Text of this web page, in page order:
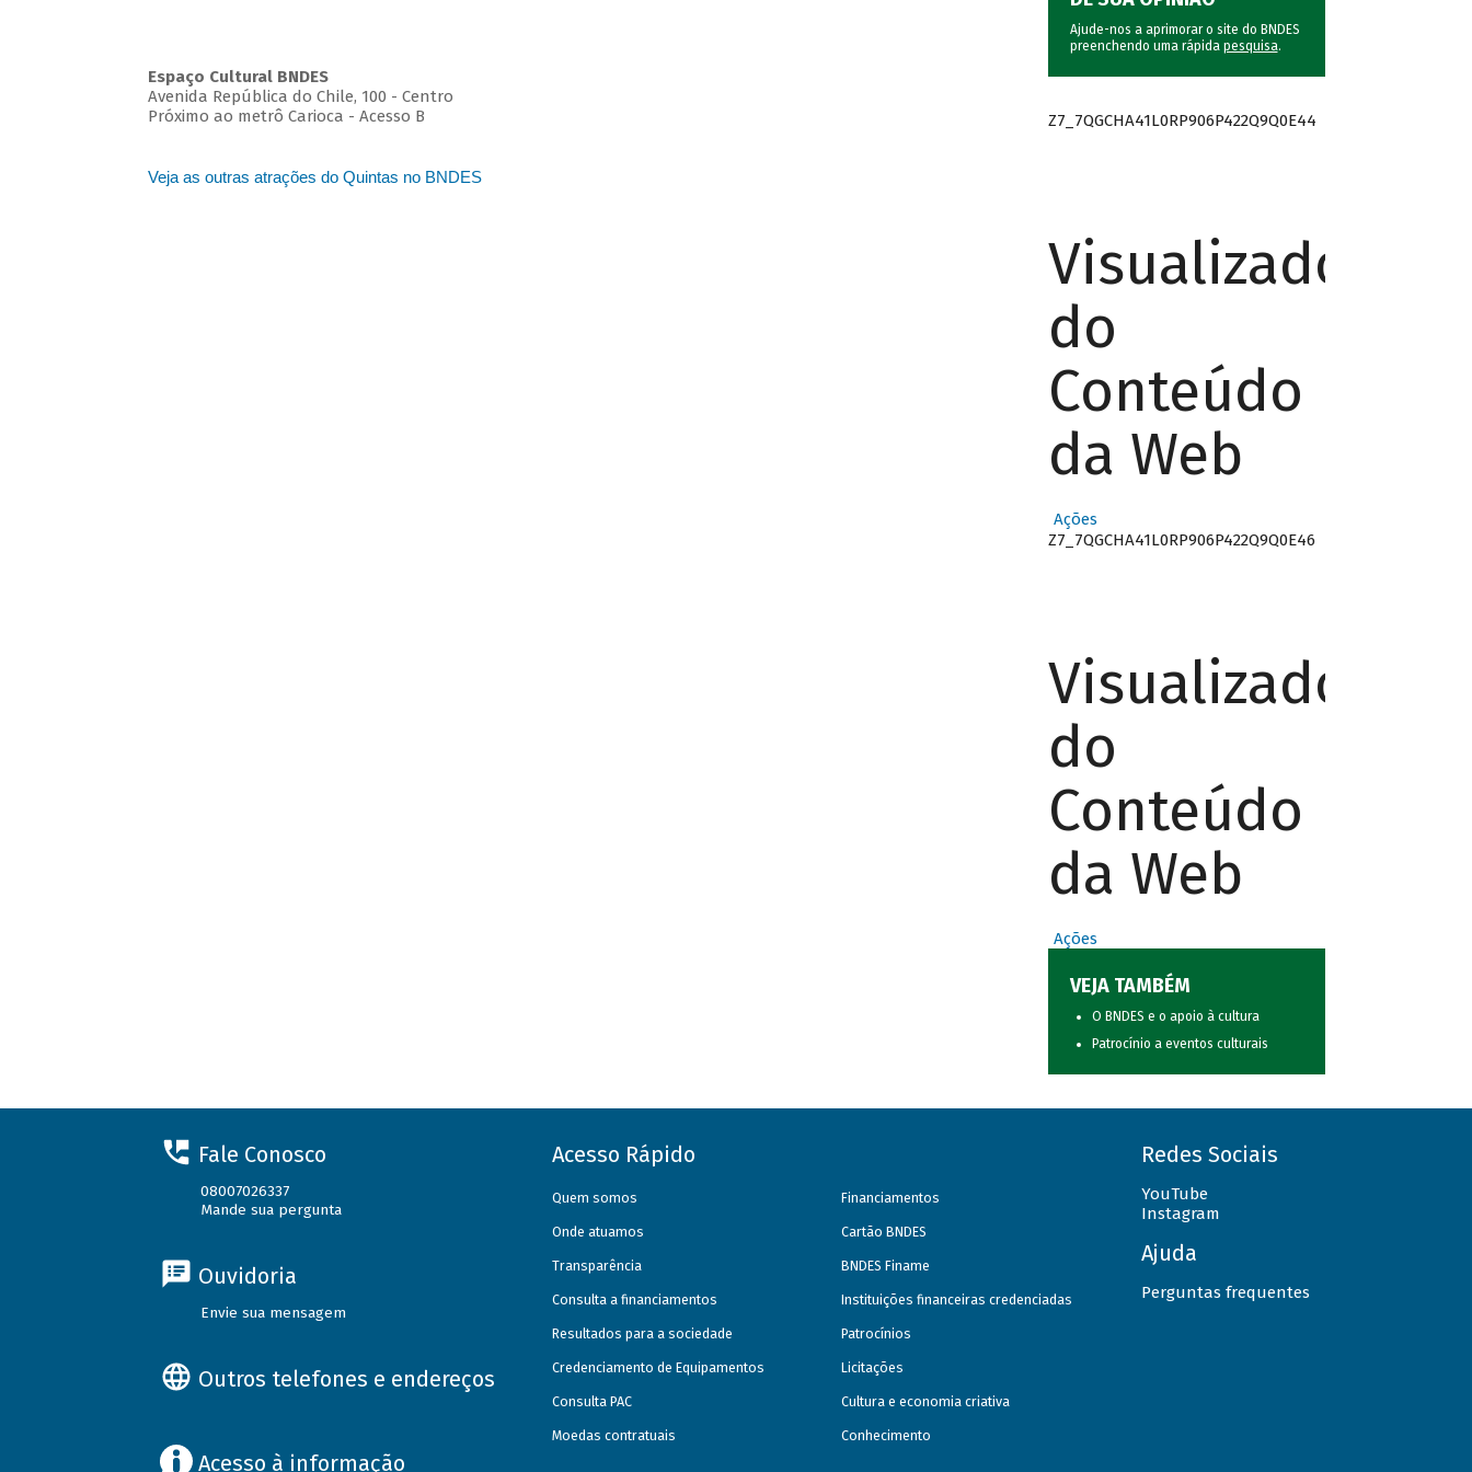
Espaço Cultural BNDES
Avenida República do Chile, 100 - Centro
Próximo ao metrô Carioca - Acesso B
Veja as outras atrações do Quintas no BNDES
Ajude-nos a aprimorar o site do BNDES
preenchendo uma rápida pesquisa.
Z7_7QGCHA41L0RP906P422Q9Q0E44
Visualizador
do
Conteúdo
da Web
Ações
Z7_7QGCHA41L0RP906P422Q9Q0E46
Visualizador
do
Conteúdo
da Web
Ações
VEJA TAMBÉM
O BNDES e o apoio à cultura
Patrocínio a eventos culturais
Fale Conosco
08007026337
Mande sua pergunta
Ouvidoria
Envie sua mensagem
Outros telefones e endereços
Acesso à informação
Acesso Rápido
Quem somos
Onde atuamos
Transparência
Consulta a financiamentos
Resultados para a sociedade
Credenciamento de Equipamentos
Consulta PAC
Moedas contratuais
Financiamentos
Cartão BNDES
BNDES Finame
Instituições financeiras credenciadas
Patrocínios
Licitações
Cultura e economia criativa
Conhecimento
Redes Sociais
YouTube
Instagram
Ajuda
Perguntas frequentes